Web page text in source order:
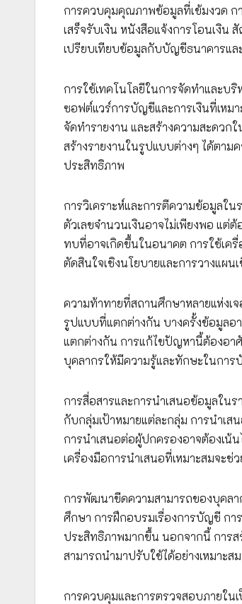
การควบคุมคุณภาพข้อมูลที่เข้มงวด ก
เสร็จรับเงิน หนังสือแจ้งการโอนเงิ
เปรียบเทียบข้อมูลกับบัญชีธนาคารแล
การใช้เทคโนโลยีในการจัดทำและบ
ซอฟต์แวร์การบัญชีและการเงินที่เหม
จัดทำรายงาน และสร้างความสะดว
สร้างรายงานในรูปแบบต่างๆ ได้ตา
ประสิทธิภาพ
การวิเคราะห์และการตีความข้อมูลใ
ตัวเลขจำนวนเงินอาจไม่เพียงพอ แต่
ทบที่อาจเกิดขึ้นในอนาคต การใช้เค
ตัดสินใจเชิงนโยบายและการวางแผน
ความท้าทายที่สถานศึกษาหลายแห่งเ
รูปแบบที่แตกต่างกัน บางครั้งข้อมูลอ
แตกต่างกัน การแก้ไขปัญหานี้ต้องอา
บุคลากรให้มีความรู้และทักษะในกา
การสื่อสารและการนำเสนอข้อมูลใน
กับกลุ่มเป้าหมายแต่ละกลุ่ม การนำเ
การนำเสนอต่อผู้ปกครองอาจต้องเน้
เครื่องมือการนำเสนอที่เหมาะสมจะช่
การพัฒนาขีดความสามารถของบุคลา
ศึกษา การฝึกอบรมเรื่องการบัญชี กา
ประสิทธิภาพมากขึ้น นอกจากนี้ การส
สามารถนำมาปรับใช้ได้อย่างเหมาะสม
การควบคุมและการตรวจสอบภายใน